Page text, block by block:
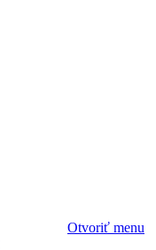
Otvoriť menu